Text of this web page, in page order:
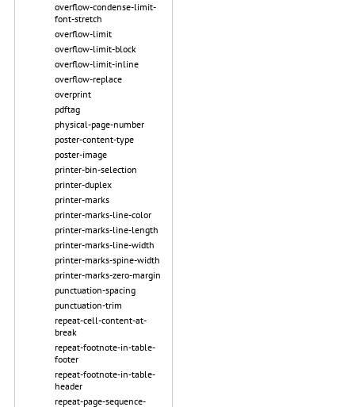
overflow-condense-limit-
font-stretch
overflow-limit
overflow-limit-block
overflow-limit-inline
overflow-replace
overprint
pdftag
physical-page-number
poster-content-type
poster-image
printer-bin-selection
printer-duplex
printer-marks
printer-marks-line-color
printer-marks-line-length
printer-marks-line-width
printer-marks-spine-width
printer-marks-zero-margin
punctuation-spacing
punctuation-trim
repeat-cell-content-at-
break
repeat-footnote-in-table-
footer
repeat-footnote-in-table-
header
repeat-page-sequence-